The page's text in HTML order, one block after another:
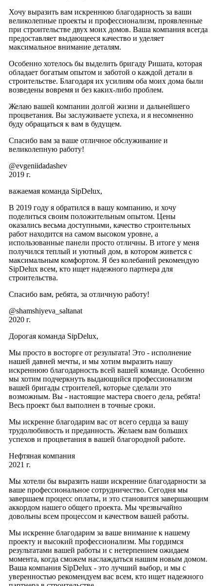
Хочу выразить вам искреннюю благодарность за ваши
великолепные проекты и профессионализм, проявленные
при строительстве двух моих домов. Ваша компания всегда
предоставляет выдающееся качество и уделяет
максимальное внимание деталям.
Особенно хотелось бы выделить бригаду Ришата, которая
обладает богатым опытом и заботой о каждой детали в
строительстве. Благодаря их усилиям оба моих дома были
возведены вовремя и без каких-либо проблем.
Желаю вашей компании долгой жизни и дальнейшего
процветания. Вы заслуживаете успеха, и я несомненно
буду обращаться к вам в будущем.
Спасибо вам за ваше отличное обслуживание и
великолепную работу!
@evgeniidadashev
2019 г.
важаемая команда SipDelux,
В 2019 году я обратился в вашу компанию, и хочу
поделиться своим положительным опытом. Цены
оказались весьма доступными, качество строительных
работ находится на самом высоком уровне, а
использованные панели просто отличны. В итоге у меня
получился теплый и уютный дом, в котором живется с
максимальным комфортом. Я без колебаний рекомендую
SipDelux всем, кто ищет надежного партнера для
строительства.
Спасибо вам, ребята, за отличную работу!
@shamshiyeva_saltanat
2020 г.
Дорогая команда SipDelux,
Мы просто в восторге от результата! Это - исполнение
нашей давней мечты, и мы хотим выразить нашу
искреннюю благодарность всей вашей команде. Особенно
мы хотим подчеркнуть выдающийся профессионализм
вашей бригады строителей, которые сделали это
возможным. Вы - настоящие мастера своего дела, ребята!
Весь проект был выполнен в точные сроки.
Мы искренне благодарим вас от всего сердца за вашу
трудолюбивость и преданность. Желаем вам больших
успехов и процветания в вашей благородной работе.
Нефтяная компания
2021 г.
Мы хотели бы выразить наши искренние благодарности за
ваше профессиональное сотрудничество. Сегодня мы
завершаем процесс оплаты, и это становится завершающим
аккордом нашего общего проекта. Мы чрезвычайно
довольны всем процессом и качеством вашей работы.
Мы искренне благодарим за ваше внимание к нашему
проекту и высокий профессионализм. Мы гордимся
результатами вашей работы и с нетерпением ожидаем
момента, когда сможем наслаждаться нашим новым домом.
Ваша компания SipDelux - это лучший выбор, и мы с
уверенностью рекомендуем вас всем, кто ищет надежного